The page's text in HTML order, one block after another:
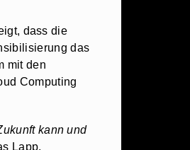
dass die
das
mit den
Computing
kann und
Lapp,